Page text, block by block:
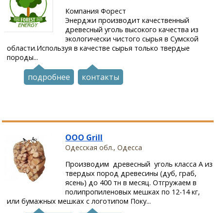
Компания Форест
Энерджи производит качественный
древесный уголь высокого качества из
экологически чистого сырья в Сумской
области.Используя в качестве сырья только твердые
породы...
подробнее контакты
ООО Grill
Одесская обл., Одесса
Производим древесный уголь класса А из
твердых пород древесины (дуб, граб,
ясень) до 400 тн в месяц. Отгружаем в
полипропиленовых мешках по 12-14 кг,
или бумажных мешках с логотипом Поку...